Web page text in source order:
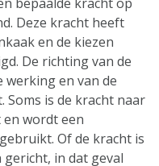
Deze kracht heeft
en de kiezen
De richting van de
werking en van de
Soms is de kracht naar
wordt een
Of de kracht is
in dat geval